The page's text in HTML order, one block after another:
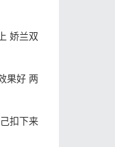
娇兰双
果好 两
扣下来